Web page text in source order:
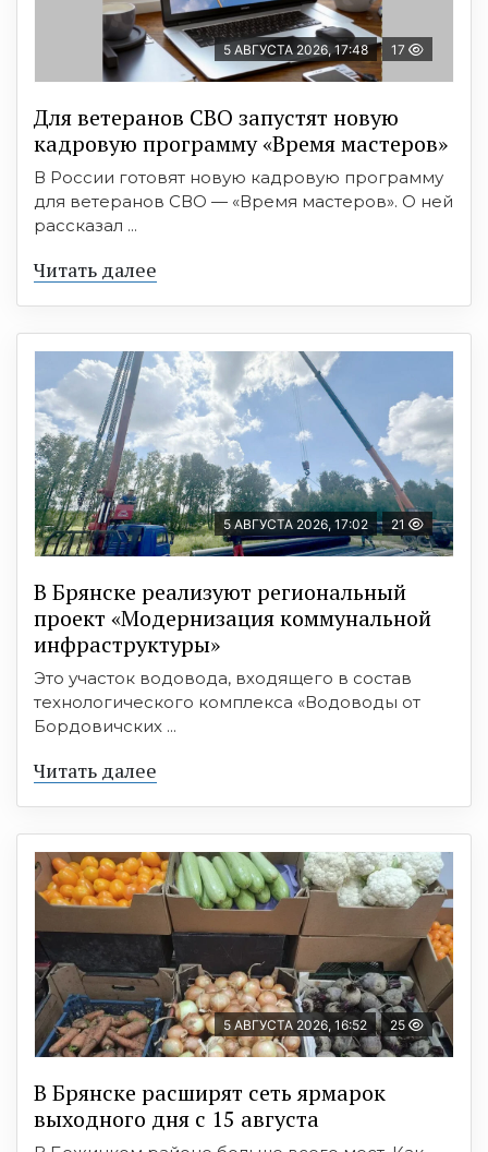
5 АВГУСТА 2026, 17:48 17
Для ветеранов СВО запустят новую
кадровую программу «Время мастеров»
В России готовят новую кадровую программу
для ветеранов СВО — «Время мастеров». О ней
рассказал ...
Читать далее
5 АВГУСТА 2026, 17:02 21
В Брянске реализуют региональный
проект «Модернизация коммунальной
инфраструктуры»
Это участок водовода, входящего в состав
технологического комплекса «Водоводы от
Бордовичских ...
Читать далее
5 АВГУСТА 2026, 16:52 25
В Брянске расширят сеть ярмарок
выходного дня с 15 августа